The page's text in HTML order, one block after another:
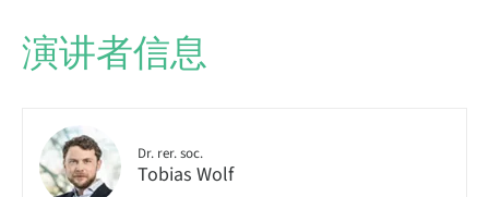
演讲者信息
Dr. rer. soc.
Tobias Wolf